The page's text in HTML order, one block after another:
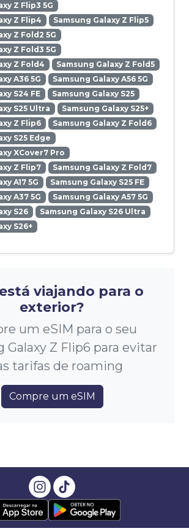
Z Flip3 5G
Z Flip4
Samsung Galaxy Z Flip5
Z Fold2 5G
Z Fold3 5G
Z Fold4
Samsung Galaxy Z Fold5
A36 5G
Samsung Galaxy A56 5G
S24 FE
Samsung Galaxy S25
S25 Ultra
Samsung Galaxy S25+
Z Flip6
Samsung Galaxy Z Fold6
S25 Edge
XCover7 Pro
Z Flip7
Samsung Galaxy Z Fold7
A17 5G
Samsung Galaxy S25 FE
A37 5G
Samsung Galaxy A57 5G
S26
Samsung Galaxy S26 Ultra
S26+
viajando para o
exterior?
um eSIM para o seu
Galaxy Z Flip6 para evitar
tarifas de roaming
Compre um eSIM